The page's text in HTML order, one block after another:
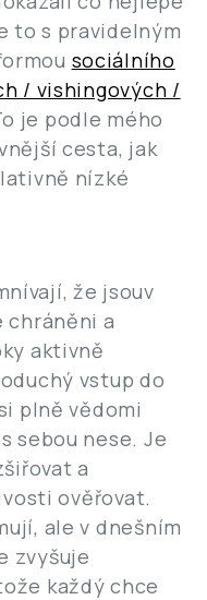
to s pravidelným
sociálního
/ vishingových /
je podle mého
cesta, jak
nízké
že jsouv
a
aktivně
vstup do
plně vědomi
sebou nese. Je
a
ověřovat.
ale v dnešním
zvyšuje
každý chce